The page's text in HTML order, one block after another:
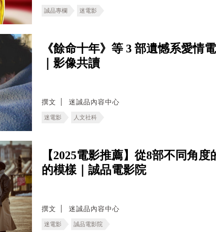
誠品專欄 迷電影
《餘命十年》等 3 部遺憾系愛情
｜影像共讀
撰文 迷誠品內容中心
迷電影 人文社科
【2025電影推薦】從8部不同角
的模樣｜誠品電影院
撰文 迷誠品內容中心
迷電影 誠品電影院